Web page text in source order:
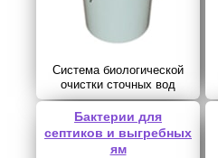
Система биологической
очистки сточных вод
Бактерии для
септиков и выгребных
ям